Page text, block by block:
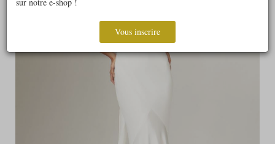
Vous inscrire